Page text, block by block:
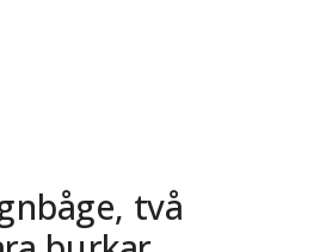
två